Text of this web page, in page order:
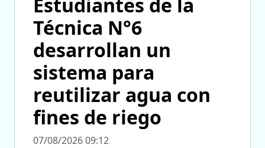
Estudiantes de la
Técnica N°6
desarrollan un
sistema para
reutilizar agua con
fines de riego
07/08/2026 09:12